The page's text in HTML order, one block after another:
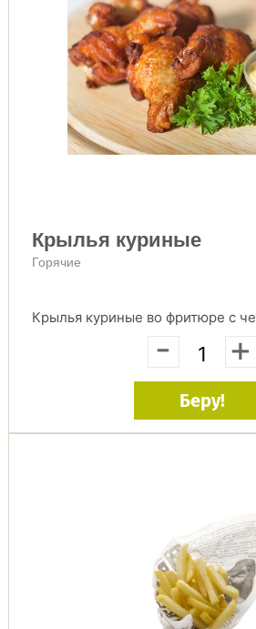
Крылья куриные
Горячие
Крылья куриные во фритюре с
- +
Беру!